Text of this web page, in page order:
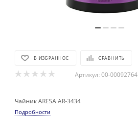
В ИЗБРАННОЕ СРАВНИТЬ
Артикул: 00-00092764
Чайник ARESA AR-3434
Подробности